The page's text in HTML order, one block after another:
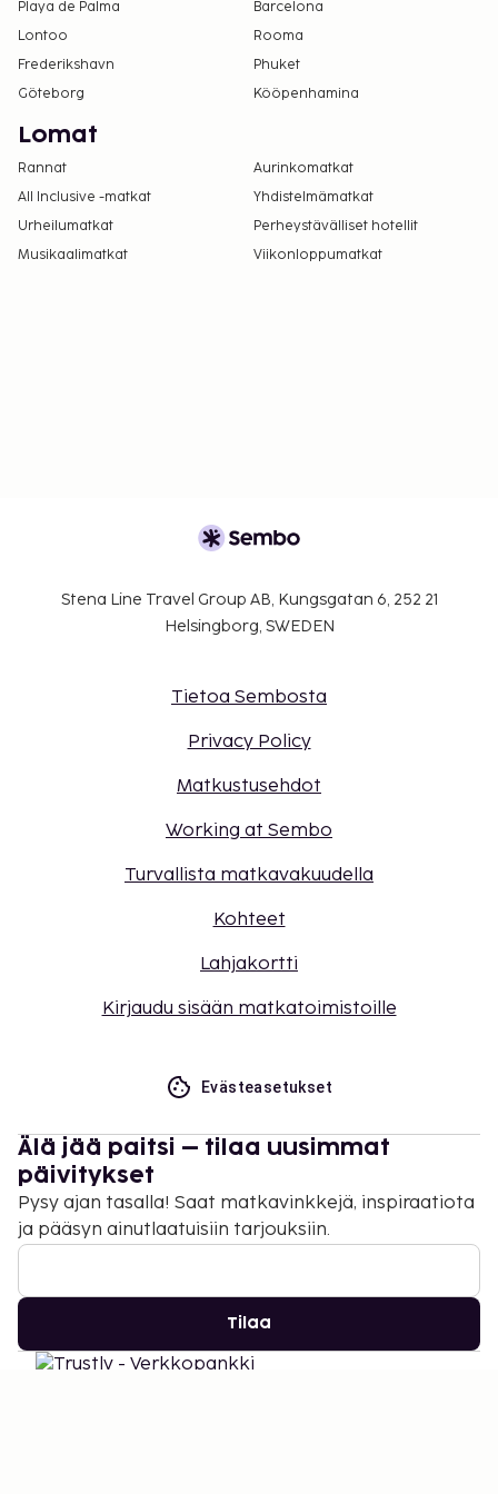
Kaikki maksut voidaan maksaa käteisettömillä
maksutavoilla.
Kontaktiton sisäänkirjautuminen ja kontaktiton
Playa de Palma
Barcelona
Lontoo
Rooma
Frederikshavn
Phuket
Göteborg
Kööpenhamina
Lomat
Rannat
Aurinkomatkat
All Inclusive -matkat
Yhdistelmämatkat
Urheilumatkat
Perheystävälliset hotellit
Musikaalimatkat
Viikonloppumatkat
Stena Line Travel Group AB, Kungsgatan 6, 252 21
Helsingborg, SWEDEN
Tietoa Sembosta
Privacy Policy
Matkustusehdot
Working at Sembo
Turvallista matkavakuudella
Kohteet
Lahjakortti
Kirjaudu sisään matkatoimistoille
Evästeasetukset
Älä jää paitsi – tilaa uusimmat
päivitykset
Pysy ajan tasalla! Saat matkavinkkejä, inspiraatiota
ja pääsyn ainutlaatuisiin tarjouksiin.
Tilaa